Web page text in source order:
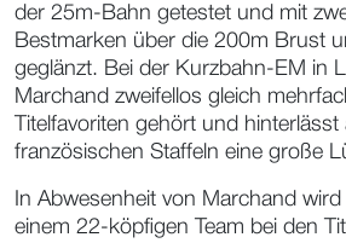
der 25m-Bahn getestet und mit
Bestmarken über die 200m Brust
geglänzt. Bei der Kurzbahn-EM in
Marchand zweifellos gleich
Titelfavoriten gehört und
französischen Staffeln eine große
In Abwesenheit von Marchand
einem 22-köpfigen Team bei den